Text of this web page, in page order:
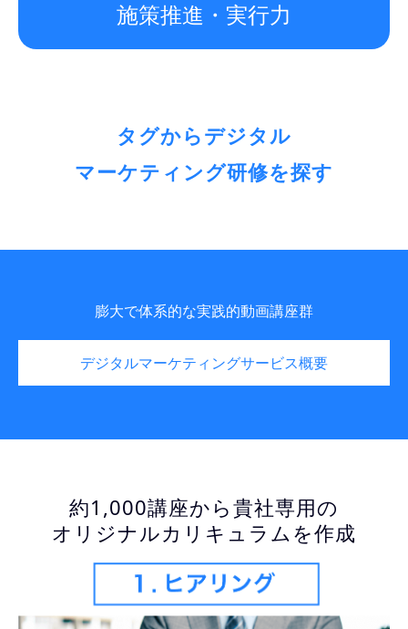
施策推進・実行力
タグからデジタル
マーケティング研修を探す
膨大で体系的な実践的動画講座群
デジタルマーケティングサービス概要
約1,000講座から貴社専用の
オリジナルカリキュラムを作成